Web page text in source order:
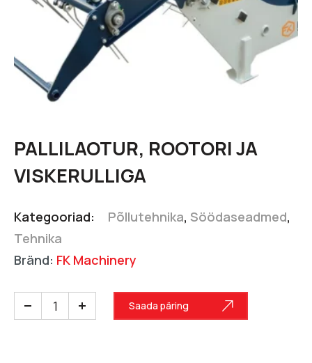
PALLILAOTUR, ROOTORI JA
VISKERULLIGA
Kategooriad: Põllutehnika, Söödaseadmed,
Tehnika
Bränd: FK Machinery
Saada päring